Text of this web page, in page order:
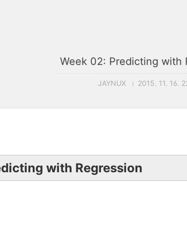
Week 02: Predicting with
JAYNUX 2015. 11. 16.
with Regression